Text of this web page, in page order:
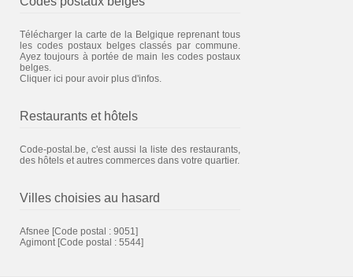
Télécharger la carte de la Belgique reprenant tous
les codes postaux belges classés par commune.
Ayez toujours à portée de main les codes postaux
belges.
Cliquer ici pour avoir plus d'infos.
Restaurants et hôtels
Code-postal.be, c'est aussi la liste des restaurants,
des hôtels et autres commerces dans votre quartier.
Villes choisies au hasard
Afsnee [Code postal : 9051]
Agimont [Code postal : 5544]